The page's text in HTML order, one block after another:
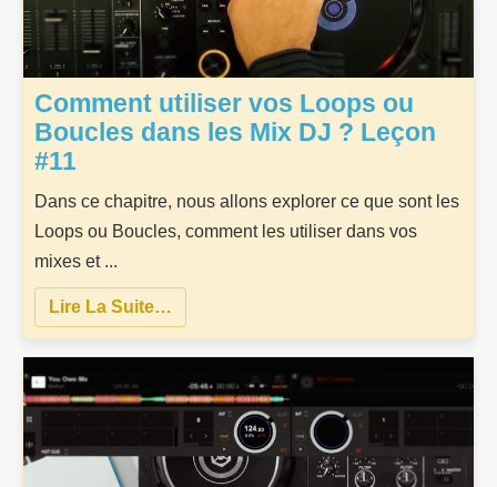
Comment utiliser vos Loops ou
Boucles dans les Mix DJ ? Leçon
#11
Dans ce chapitre, nous allons explorer ce que sont les
Loops ou Boucles, comment les utiliser dans vos
mixes et ...
Lire La Suite…